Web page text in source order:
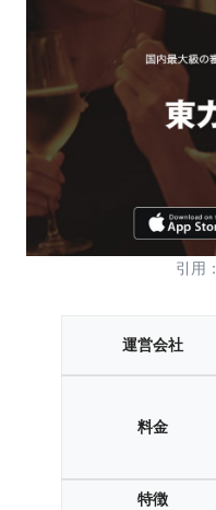
引用：
運営会社
料金
特徴